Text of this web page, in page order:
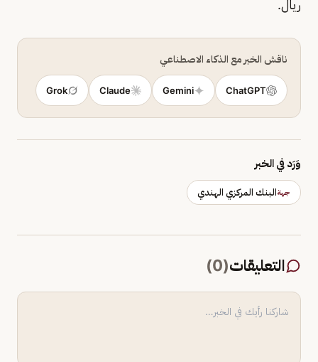
ريال.
ناقش الخبر مع الذكاء الاصطناعي
ChatGPT
Gemini
Claude
Grok
وَرَد في الخبر
جهةالبنك المركزي الهندي
التعليقات(
0
)